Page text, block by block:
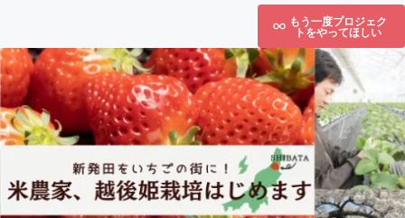
もう一度プロジェク
トをやってほしい